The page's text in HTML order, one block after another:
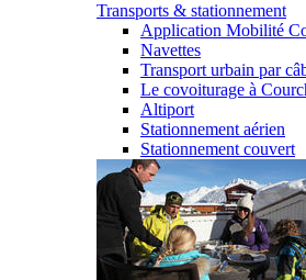
Transports & stationnement
Application Mobilité
Navettes
Transport urbain par
Le covoiturage à
Altiport
Stationnement aérien
Stationnement couvert